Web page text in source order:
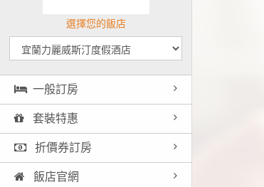
選擇您的飯店
一般訂房
套裝特惠
折價券訂房
飯店官網